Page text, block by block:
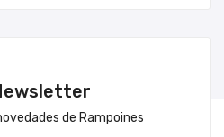
de Rampoines